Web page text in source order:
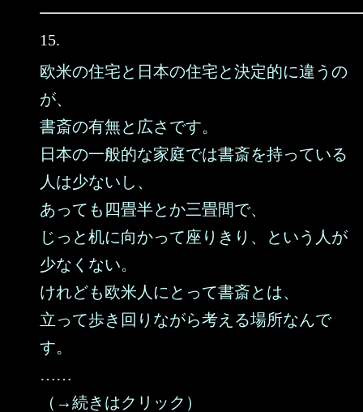
15.
欧米の住宅と日本の住宅と決定的に違うの
が、
書斎の有無と広さです。
日本の一般的な家庭では書斎を持っている
人は少ないし、
あっても四畳半とか三畳間で、
じっと机に向かって座りきり、という人が
少なくない。
けれども欧米人にとって書斎とは、
立って歩き回りながら考える場所なんで
す。
……
（→続きはクリック）